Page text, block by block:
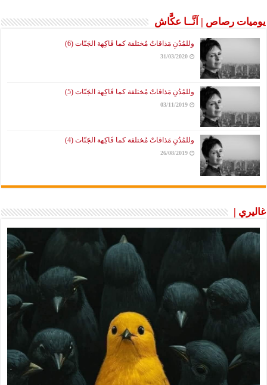
يوميات رصاص | آنَّــا عكَّاش
وللمُدُنِ مَذاقاتٌ مُختلفة كما فَاكِهة الجَنّات (6)
31/03/2020
وللمُدُنِ مَذاقاتٌ مُختلفة كما فَاكِهة الجَنّات (5)
03/11/2019
وللمُدُنِ مَذاقاتٌ مُختلفة كما فَاكِهة الجَنّات (4)
26/08/2019
غاليري |